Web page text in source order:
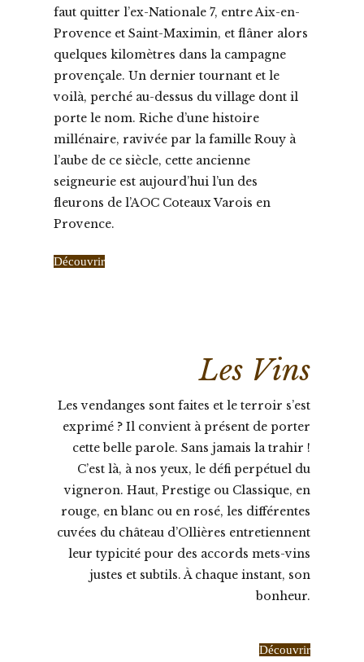
faut quitter l’ex-Nationale 7, entre Aix-en-
Provence et Saint-Maximin, et flâner alors
quelques kilomètres dans la campagne
provençale. Un dernier tournant et le
voilà, perché au-dessus du village dont il
porte le nom. Riche d’une histoire
millénaire, ravivée par la famille Rouy à
l’aube de ce siècle, cette ancienne
seigneurie est aujourd’hui l’un des
fleurons de l’AOC Coteaux Varois en
Provence.
Découvrir
Les Vins
Les vendanges sont faites et le terroir s’est
exprimé ? Il convient à présent de porter
cette belle parole. Sans jamais la trahir !
C’est là, à nos yeux, le défi perpétuel du
vigneron. Haut, Prestige ou Classique, en
rouge, en blanc ou en rosé, les différentes
cuvées du château d’Ollières entretiennent
leur typicité pour des accords mets-vins
justes et subtils. À chaque instant, son
bonheur.
Découvrir